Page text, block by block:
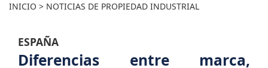
INICIO > NOTICIAS DE PROPIEDAD INDUSTRIAL
ESPAÑA
Diferencias entre marca,